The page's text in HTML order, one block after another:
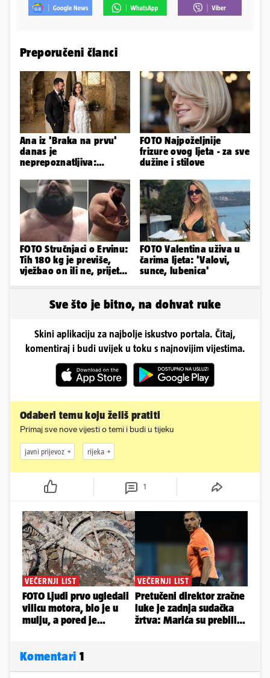
Preporučeni članci
Ana iz 'Braka na prvu'
danas je
neprepoznatljiva:
ovako sad izgleda
FOTO Najpoželjnije
frizure ovog ljeta - za sve
dužine i stilove
FOTO Stručnjaci o Ervinu:
Tih 180 kg je previše,
vježbao on ili ne, prijete
FOTO Valentina uživa u
čarima ljeta: 'Valovi,
sunce, lubenica'
Sve što je bitno, na dohvat ruke
Skini aplikaciju za najbolje iskustvo portala. Čitaj,
komentiraj i budi uvijek u toku s najnovijim vijestima.
Odaberi temu koju želiš pratiti
Primaj sve nove vijesti o temi i budi u tijeku
javni prijevoz rijeka
1
Komentari 1